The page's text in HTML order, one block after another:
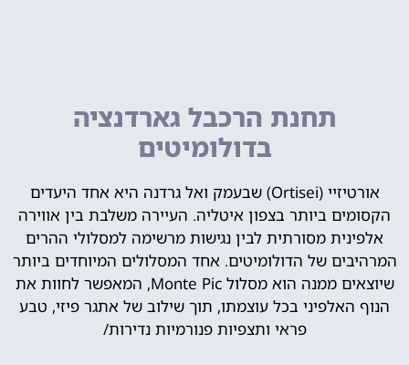
תחנת הרכבל גארדנציה
בדולומיטים
אורטיזיי (Ortisei) שבעמק ואל גרדנה היא אחד היעדים
הקסומים ביותר בצפון איטליה. העיירה משלבת בין אווירה
אלפינית מסורתית לבין נגישות מרשימה למסלולי ההרים
המרהיבים של הדולומיטים. אחד המסלולים המיוחדים ביותר
שיוצאים ממנה הוא מסלול Monte Pic, המאפשר לחוות את
הנוף האלפיני בכל עוצמתו, תוך שילוב של אתגר פיזי, טבע
פראי ותצפיות פנורמיות נדירות/